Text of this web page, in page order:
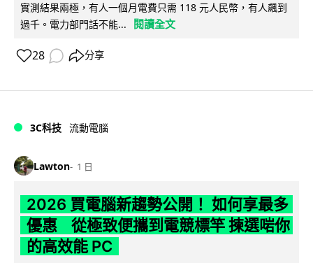
實測結果兩極，有人一個月電費只需 118 元人民幣，有人飆到
過千。電力部門話不能...
閱讀全文
28 分享
3C科技 流動電腦
Lawton 1 日
2026 買電腦新趨勢公開！ 如何享最多
優惠 從極致便攜到電競標竿 揀選啱你
的高效能 PC